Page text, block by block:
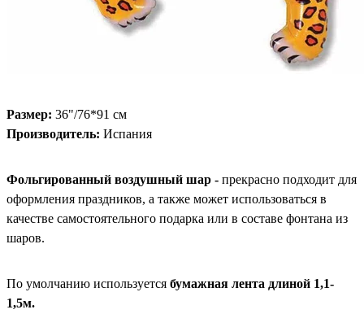
Размер: 36"/76*91 см
Производитель: Испания
Фольгированный воздушный шар - прекрасно подходит для
оформления праздников, а также может использоваться в
качестве самостоятельного подарка или в составе фонтана из
шаров.
По умолчанию используется бумажная лента длиной 1,1-
1,5м.